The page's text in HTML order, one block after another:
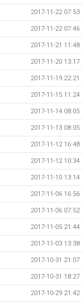
2017-11-22 07:53
2017-11-22 07:46
2017-11-21 11:48
2017-11-20 13:17
2017-11-19 22:21
2017-11-15 11:24
2017-11-14 08:05
2017-11-13 08:05
2017-11-12 16:48
2017-11-12 10:34
2017-11-10 13:14
2017-11-06 16:56
2017-11-06 07:52
2017-11-05 21:44
2017-11-03 13:38
2017-10-31 21:07
2017-10-31 18:27
2017-10-29 21:42